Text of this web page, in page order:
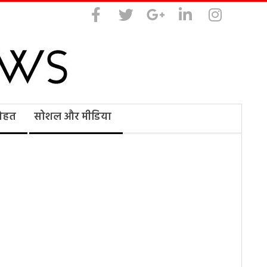
सोशल और मीडिया